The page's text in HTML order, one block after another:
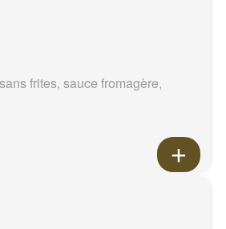
frites, sauce fromagère,